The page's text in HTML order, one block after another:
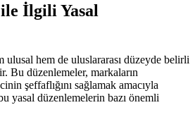
İlgili Yasal
ulusal hem de uluslararası düzeyde belirli
Bu düzenlemeler, markaların
şeffaflığını sağlamak amacıyla
yasal düzenlemelerin bazı önemli